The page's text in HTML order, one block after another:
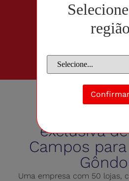
região
Confirmar
exclusiva
Campos
Uma empresa com 50 lojas,